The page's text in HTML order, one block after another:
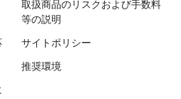
取扱商品のリスクおよび手数料
等の説明
サイトポリシー
推奨環境